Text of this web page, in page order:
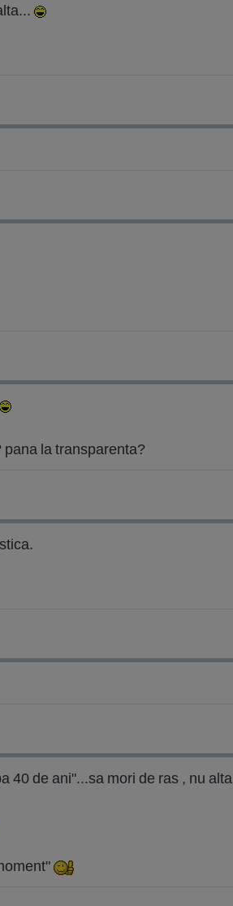
pana la transparenta?
40 de ani"...sa mori de ras , nu alta